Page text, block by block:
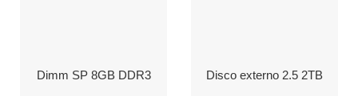
Dimm SP 8GB DDR3
Disco externo 2.5 2TB